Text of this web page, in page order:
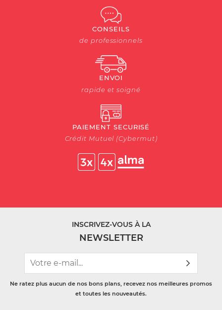
CONSEILS
de professionnels
ENVOI
rapide et soigné
PAIEMENT SECURISÉ
Crédit Mutuel (Cybermut)
INSCRIVEZ-VOUS À LA
NEWSLETTER
Ne ratez plus aucun de nos bons plans, recevez nos meilleures promos
et toutes les nouveautés.